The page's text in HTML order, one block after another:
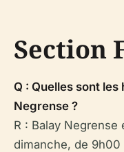
Section
Q : Quelles sont
Negrense ?
R : Balay Negrense
dimanche, de 9h00